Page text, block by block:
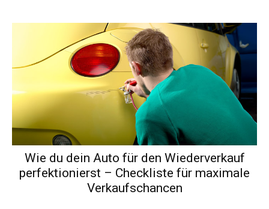
Wie du dein Auto für den Wiederverkauf
perfektionierst – Checkliste für maximale
Verkaufschancen